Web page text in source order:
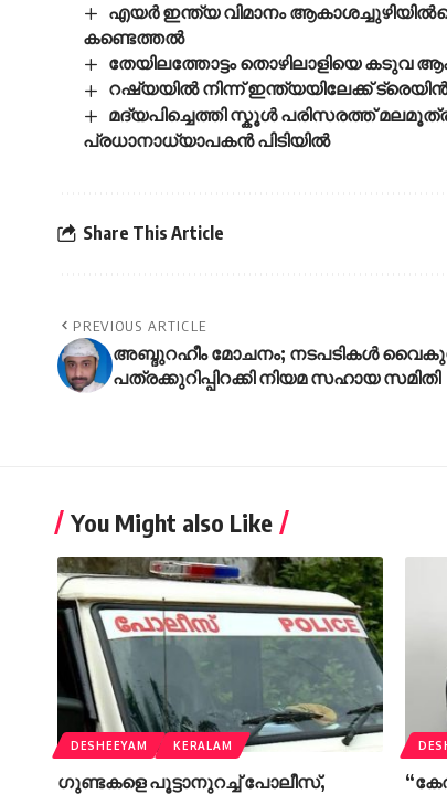
എയര്‍ ഇന്ത്യ വിമാനം
കണ്ടെത്തല്‍
തേയിലത്തോട്ടം തൊഴിലാളിയെ കടുവ
റഷ്യയിൽ നിന്ന് ഇന്ത്യയിലേക്ക്
മദ്യപിച്ചെത്തി സ്കൂൾ പരിസരത്ത്
പ്രധാനാധ്യാപകൻ പിടിയിൽ
Share This Article
PREVIOUS ARTICLE
അബ്ദുറഹീം മോചനം; നടപടികൾ
പത്രക്കുറിപ്പിറക്കി നിയമ സഹായ സമിതി
You Might also Like
DESHEEYAM KERALAM
ഗുണ്ടകളെ പൂട്ടാനുറച്ച് പോലീസ്,